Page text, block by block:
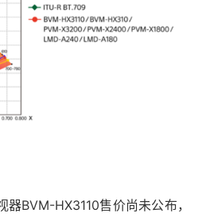
BVM-HX3110售价尚未公布，